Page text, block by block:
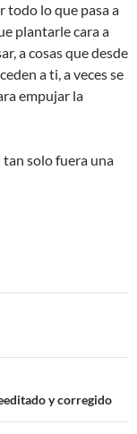
todo lo que pasa a
plantarle cara a
a cosas que desde
a ti, a veces se
empujar la
solo fuera una
y corregido